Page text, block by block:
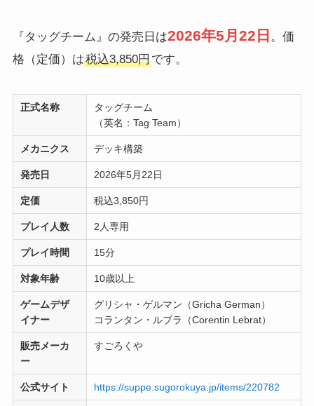
『タッグチーム』の発売日は2026年5月22日 。価
格（定価）は税込3,850円です。
正式名称
タッグチーム
（英名：Tag Team）
メカニクス デッキ構築
発売日 2026年5月22日
定価 税込3,850円
プレイ人数 2人専用
プレイ時間 15分
対象年齢 10歳以上
ゲームデザ
イナー
グリシャ・ゲルマン（Gricha German）
コランタン・ルブラ（Corentin Lebrat）
販売メーカ
ー
すごろくや
公式サイト https://suppe.sugorokuya.jp/items/220782